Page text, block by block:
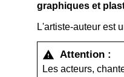
graphiques et
L'artiste-auteur est
warning Attention :
Les acteurs,